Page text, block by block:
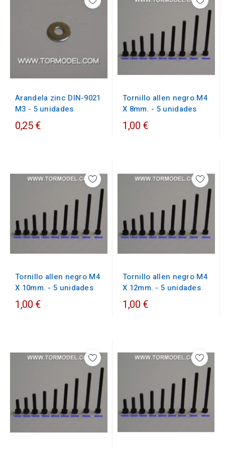
Arandela zinc DIN-9021
M3 - 5 unidades
0,25 €
Tornillo allen negro M4
X 8mm. - 5 unidades
1,00 €
Tornillo allen negro M4
X 10mm. - 5 unidades
1,00 €
Tornillo allen negro M4
X 12mm. - 5 unidades
1,00 €